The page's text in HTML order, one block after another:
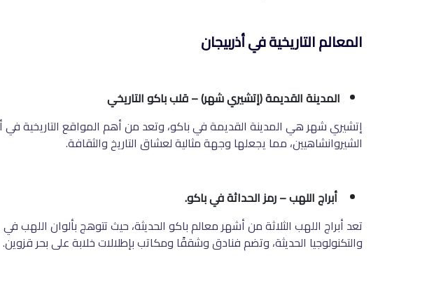
المعالم التاريخية في أذربيجان
المدينة القديمة (إتشيري شهر) – قلب باكو التاريخي
إتشيري شهر هي المدينة القديمة في باكو، وتعد من أهم المواقع التاريخية في
الشيروانشاهيين، مما يجعلها وجهة مثالية لعشاق التاريخ والثقافة.
أبراج اللهب – رمز الحداثة في باكو.
تعد أبراج اللهب الثلاثة من أشهر معالم باكو الحديثة، حيث تتوهج بألوان اللهب
والتكنولوجيا الحديثة، وتضم فنادق وشققًا ومكاتب بإطلالات خلابة على بحر قزوين.